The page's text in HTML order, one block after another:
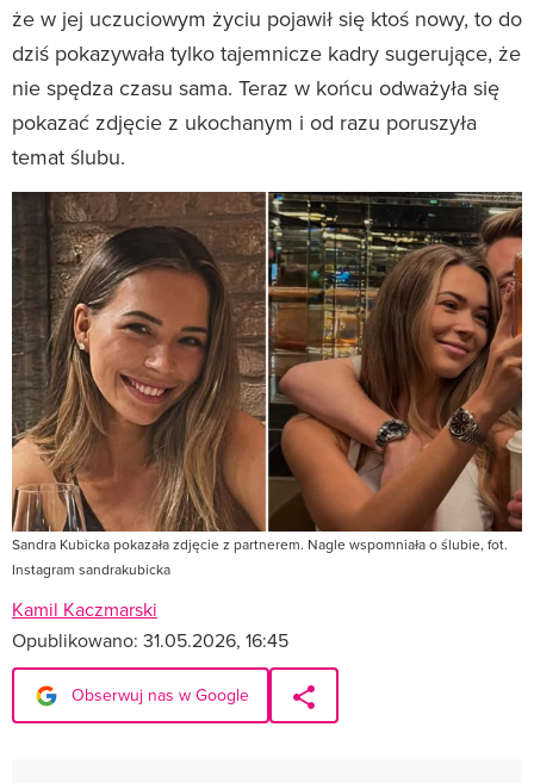
że w jej uczuciowym życiu pojawił się ktoś nowy, to do
dziś pokazywała tylko tajemnicze kadry sugerujące, że
nie spędza czasu sama. Teraz w końcu odważyła się
pokazać zdjęcie z ukochanym i od razu poruszyła
temat ślubu.
Sandra Kubicka pokazała zdjęcie z partnerem. Nagle wspomniała o ślubie, fot.
Instagram sandrakubicka
Kamil Kaczmarski
Opublikowano: 31.05.2026, 16:45
Obserwuj nas w Google